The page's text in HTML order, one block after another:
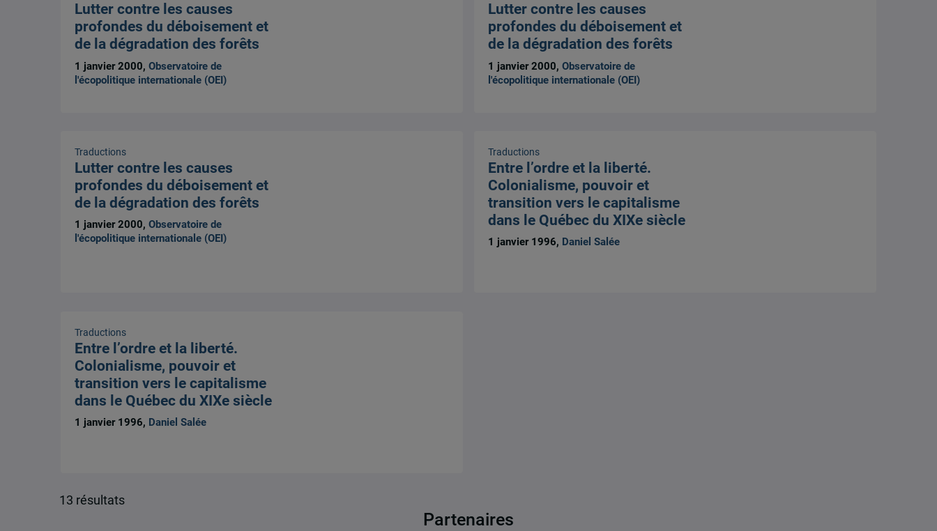
Lutter contre les causes
profondes du déboisement et
de la dégradation des forêts
1 janvier 2000,Observatoire de
l'écopolitique internationale (OEI)
Lutter contre les causes
profondes du déboisement et
de la dégradation des forêts
1 janvier 2000, Observatoire de
l'écopolitique internationale (OEI)
Traductions
Lutter contre les causes
profondes du déboisement et
de la dégradation des forêts
1 janvier 2000,Observatoire de
l'écopolitique internationale (OEI)
Traductions
Entre l’ordre et la liberté.
Colonialisme, pouvoir et
transition vers le capitalisme
dans le Québec du XIXe siècle
1 janvier 1996, Daniel Salée
Traductions
Entre l’ordre et la liberté.
Colonialisme, pouvoir et
transition vers le capitalisme
dans le Québec du XIXe siècle
1 janvier 1996, Daniel Salée
13 résultats
Partenaires